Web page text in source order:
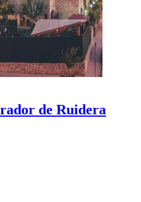
de Ruidera